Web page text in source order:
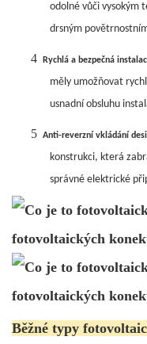
odolné vůči vysokým
drsným
4 Rychlá a bezpečná
měly umožňovat
usnadní obsluhu
5 Anti-reverzní vkládání
konstrukci, která
správné elektrické
Běžné typy